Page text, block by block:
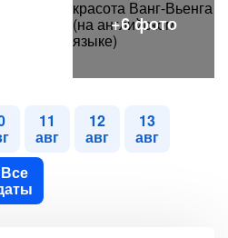
11
авг
12
авг
13
авг
Все